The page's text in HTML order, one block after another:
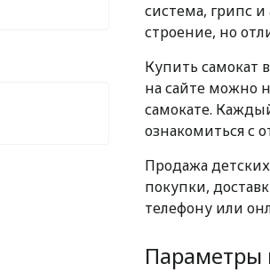
система, грипс
строение, но
Купить самокат
на сайте можно
самокате.
ознакомиться с
Продажа
покупки,
телефону или
Параметры